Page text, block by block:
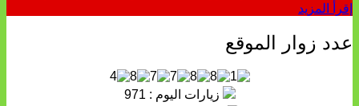
إقرأ المزيد
عدد زوار الموقع
زيارات اليوم : 971